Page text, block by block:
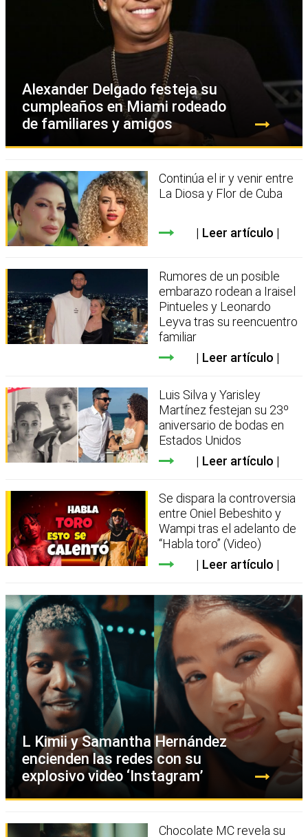
Alexander Delgado festeja su
cumpleaños en Miami rodeado
de familiares y amigos
Continúa el ir y venir entre
La Diosa y Flor de Cuba
Leer artículo
Rumores de un posible
embarazo rodean a Iraisel
Pintueles y Leonardo
Leyva tras su reencuentro
familiar
Leer artículo
Luis Silva y Yarisley
Martínez festejan su 23º
aniversario de bodas en
Estados Unidos
Leer artículo
Se dispara la controversia
entre Oniel Bebeshito y
Wampi tras el adelanto de
“Habla toro” (Video)
Leer artículo
L Kimii y Samantha Hernández
encienden las redes con su
explosivo video ‘Instagram’
Chocolate MC revela su